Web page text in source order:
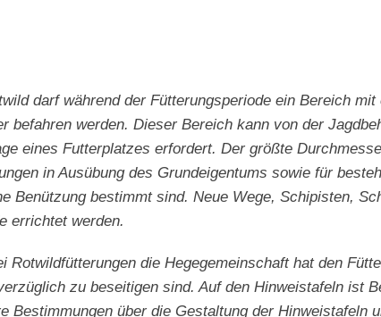
darf während der Fütterungsperiode ein Bereich
befahren werden. Dieser Bereich kann von der
eines Futterplatzes erfordert. Der größte
in Ausübung des Grundeigentums sowie für
Benützung bestimmt sind. Neue Wege, Schipisten,
errichtet werden.
Rotwildfütterungen die Hegegemeinschaft hat den
zu beseitigen sind. Auf den Hinweistafeln ist
Bestimmungen über die Gestaltung der Hinweistafeln